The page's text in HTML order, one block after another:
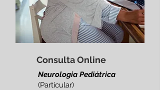
Consulta Online
Neurologia Pediátrica
(Particular)